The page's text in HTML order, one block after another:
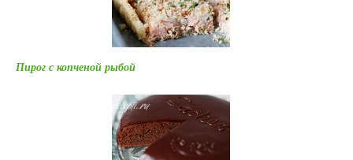
Пирог с копченой рыбой